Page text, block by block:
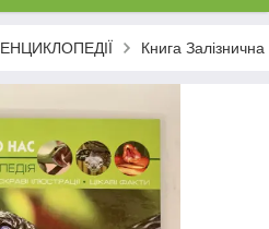
ЕНЦИКЛОПЕДІЇ Книга